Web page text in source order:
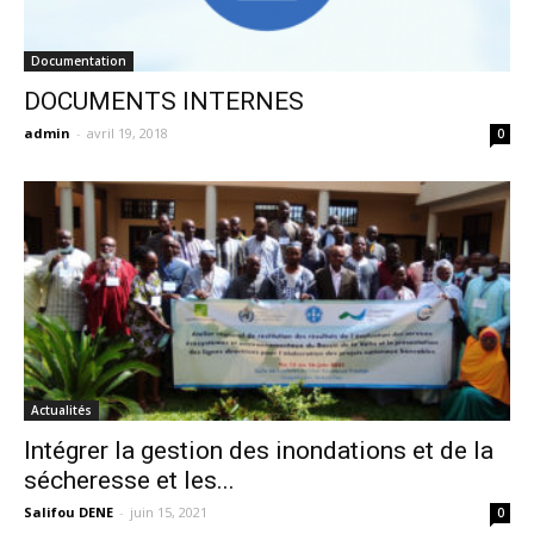
Documentation
DOCUMENTS INTERNES
admin - avril 19, 2018 0
Actualités
Intégrer la gestion des inondations et de la
sécheresse et les...
Salifou DENE - juin 15, 2021 0